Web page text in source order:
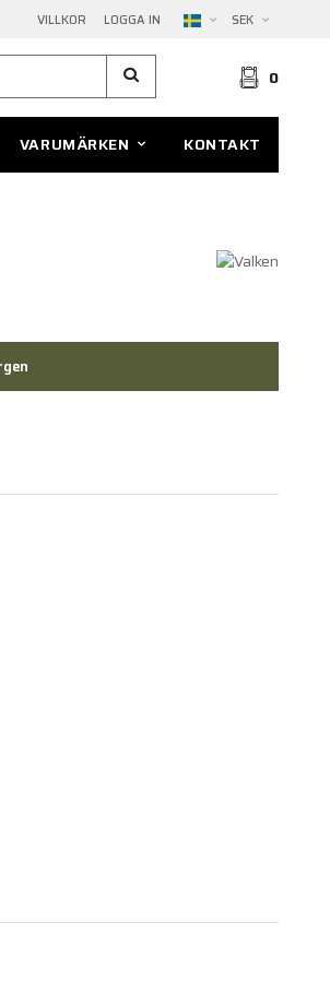
VILLKOR LOGGA IN SEK
0
VARUMÄRKEN KONTAKT